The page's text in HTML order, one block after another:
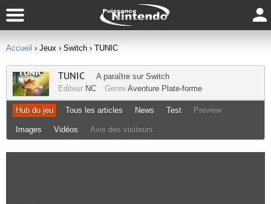
Accueil › Jeux › Switch › TUNIC
TUNIC A paraître sur Switch
Editeur NC Genre Aventure Plate-forme
Hub du jeu Tous les articles News Test Preview
Images Vidéos Avis des visiteurs